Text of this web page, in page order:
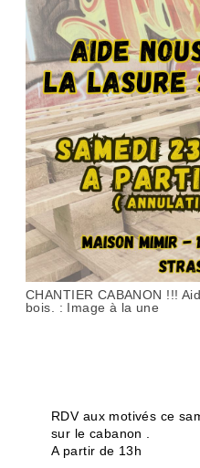
CHANTIER CABANON !!!
bois. : Image à la une
RDV aux motivés ce
sur le cabanon .
A partir de 13h